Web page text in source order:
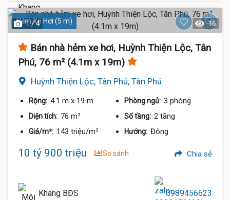
Hẻm Xe Hơi (5 m)
1 / 4 16
Bán nhà hẻm xe hơi, Huỳnh Thiện Lộc, Tân
Phú, 76 m² (4.1m x 19m)
Huỳnh Thiện Lộc, Tân Phú, Tân Phú
Rộng: 4.1 m x 19 m Phòng ngủ: 3 phòng
Diện tích: 76 m² Số tầng: 2 tầng
Giá/m²: 143 triệu/m² Hướng: Đông
10 tỷ 900 triệu So sánh Chia sẻ
Khang BĐS 0989456623